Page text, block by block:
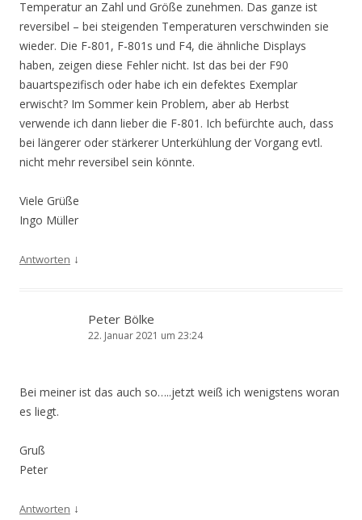
Temperatur an Zahl und Größe zunehmen. Das ganze ist
reversibel – bei steigenden Temperaturen verschwinden sie
wieder. Die F-801, F-801s und F4, die ähnliche Displays
haben, zeigen diese Fehler nicht. Ist das bei der F90
bauartspezifisch oder habe ich ein defektes Exemplar
erwischt? Im Sommer kein Problem, aber ab Herbst
verwende ich dann lieber die F-801. Ich befürchte auch, dass
bei längerer oder stärkerer Unterkühlung der Vorgang evtl.
nicht mehr reversibel sein könnte.
Viele Grüße
Ingo Müller
Antworten ↓
Peter Bölke
22. Januar 2021 um 23:24
Bei meiner ist das auch so…..jetzt weiß ich wenigstens woran
es liegt.
Gruß
Peter
Antworten ↓